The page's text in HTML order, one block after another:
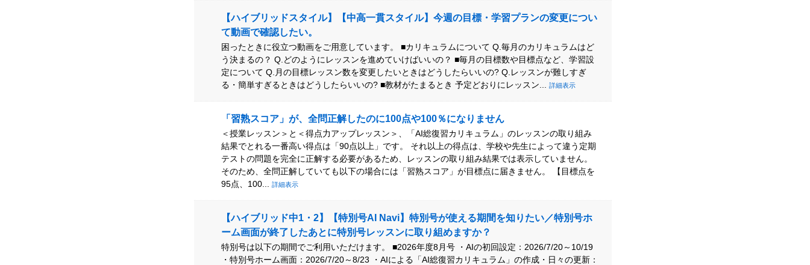
【ハイブリッドスタイル】【中高一貫スタイル】今週の目標・学習プランの変更につい
て動画で確認したい。
困ったときに役立つ動画をご用意しています。 ■カリキュラムについて Q.毎月のカリキュラムはど
う決まるの？ Q.どのようにレッスンを進めていけばいいの？ ■毎月の目標数や目標点など、学習設
定について Q.月の目標レッスン数を変更したいときはどうしたらいいの? Q.レッスンが難しすぎ
る・簡単すぎるときはどうしたらいいの? ■教材がたまるとき 予定どおりにレッスン...
詳細表示
「習熟スコア」が、全問正解したのに100点や100％になりません
＜授業レッスン＞と＜得点力アップレッスン＞、「AI総復習カリキュラム」のレッスンの取り組み
結果でとれる一番高い得点は「90点以上」です。 それ以上の得点は、学校や先生によって違う定期
テストの問題を完全に正解する必要があるため、レッスンの取り組み結果では表示していません。
そのため、全問正解していても以下の場合には「習熟スコア」が目標点に届きません。 【目標点を
95点、100...
詳細表示
【ハイブリッド中1・2】【特別号AI Navi】特別号が使える期間を知りたい／特別号ホ
ーム画面が終了したあとに特別号レッスンに取り組めますか？
特別号は以下の期間でご利用いただけます。 ■2026年度8月号 ・AIの初回設定：2026/7/20～10/19
・特別号ホーム画面：2026/7/20～8/23 ・AIによる「AI総復習カリキュラム」の作成・日々の更新：